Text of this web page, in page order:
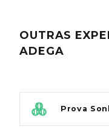
OUTRAS
ADEGA
Prova